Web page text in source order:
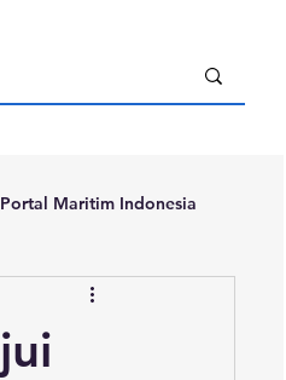
Portal Maritim Indonesia